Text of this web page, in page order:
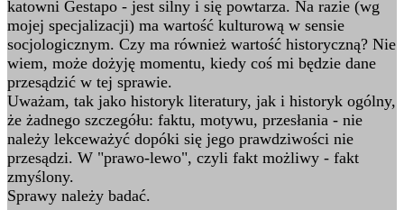
katowni Gestapo - jest silny i się powtarza. Na razie (wg
mojej specjalizacji) ma wartość kulturową w sensie
socjologicznym. Czy ma również wartość historyczną? Nie
wiem, może dożyję momentu, kiedy coś mi będzie dane
przesądzić w tej sprawie.
Uważam, tak jako historyk literatury, jak i historyk ogólny,
że żadnego szczegółu: faktu, motywu, przesłania - nie
należy lekceważyć dopóki się jego prawdziwości nie
przesądzi. W "prawo-lewo", czyli fakt możliwy - fakt
zmyślony.
Sprawy należy badać.